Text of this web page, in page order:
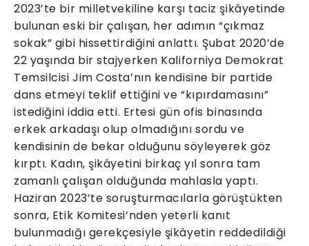
2023’te bir milletvekiline karşı taciz şikâyetinde
bulunan eski bir çalışan, her adımın “çıkmaz
sokak” gibi hissettirdiğini anlattı. Şubat 2020’de
22 yaşında bir stajyerken Kaliforniya Demokrat
Temsilcisi Jim Costa’nın kendisine bir partide
dans etmeyi teklif ettiğini ve “kıpırdamasını”
istediğini iddia etti. Ertesi gün ofis binasında
erkek arkadaşı olup olmadığını sordu ve
kendisinin de bekar olduğunu söyleyerek göz
kırptı. Kadın, şikâyetini birkaç yıl sonra tam
zamanlı çalışan olduğunda mahlasla yaptı.
Haziran 2023’te soruşturmacılarla görüştükten
sonra, Etik Komitesi’nden yeterli kanıt
bulunmadığı gerekçesiyle şikâyetin reddedildiği